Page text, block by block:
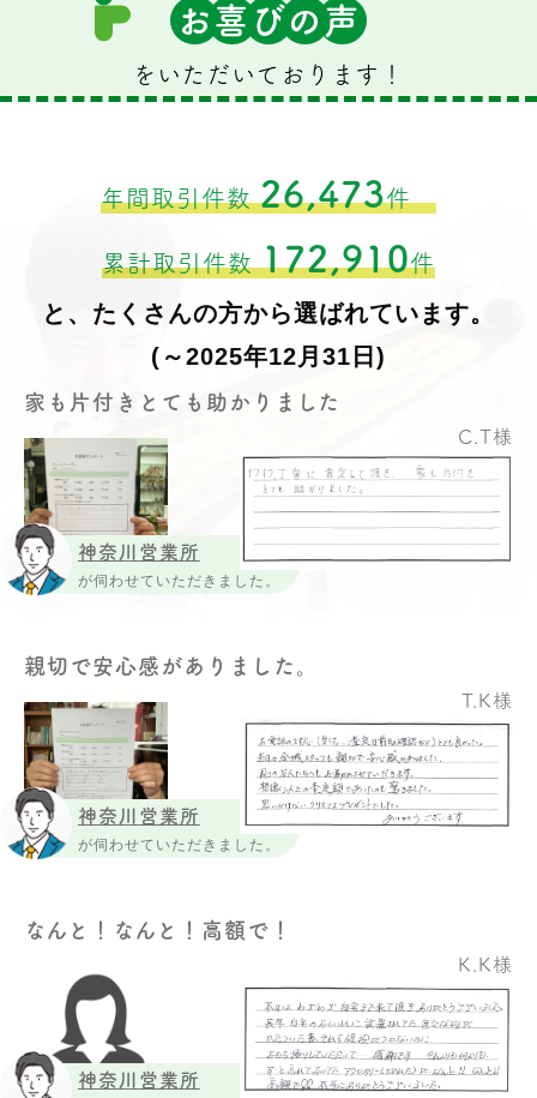
お 喜 び の 声
をいただいております！
年間取引件数26,473件
累計取引件数172,910件
と、たくさんの方から選ばれています。
(～2025年12月31日)
神奈川営業所
が伺わせていただきました。
家も片付きとても助かりました
C.T様
神奈川営業所
が伺わせていただきました。
親切で安心感がありました。
T.K様
神奈川営業所
なんと！なんと！高額で！
K.K様